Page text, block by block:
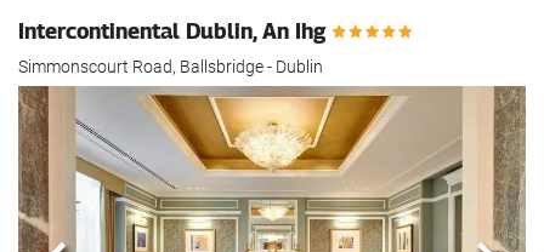
Intercontinental Dublin, An Ihg
Simmonscourt Road, Ballsbridge - Dublin